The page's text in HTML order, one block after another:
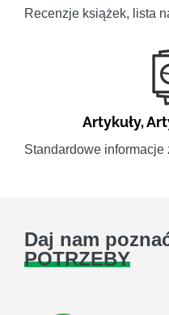
Recenzje książek, lista
Artykuły,
Standardowe informacje
Daj nam
POTRZEBY